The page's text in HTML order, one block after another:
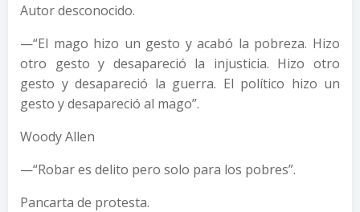
Autor desconocido.
—“El mago hizo un gesto y acabó la pobreza. Hizo
otro gesto y desapareció la injusticia. Hizo otro
gesto y desapareció la guerra. El político hizo un
gesto y desapareció al mago”.
Woody Allen
—“Robar es delito pero solo para los pobres”.
Pancarta de protesta.